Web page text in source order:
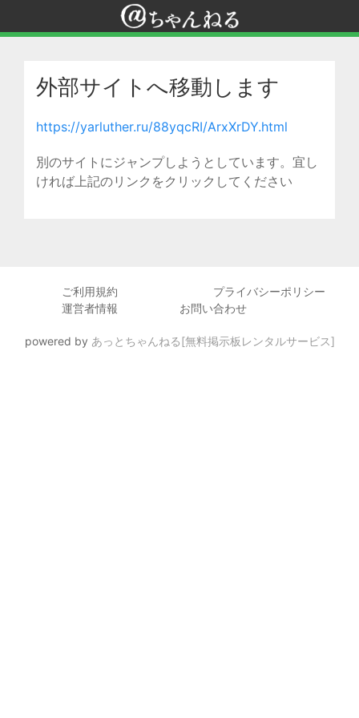
外部サイトへ移動します
https://yarluther.ru/88yqcRI/ArxXrDY.html
別のサイトにジャンプしようとしています。宜し
ければ上記のリンクをクリックしてください
ご利用規約
プライバシーポリシー
運営者情報
お問い合わせ
powered by あっとちゃんねる[無料掲示板レンタルサービス]